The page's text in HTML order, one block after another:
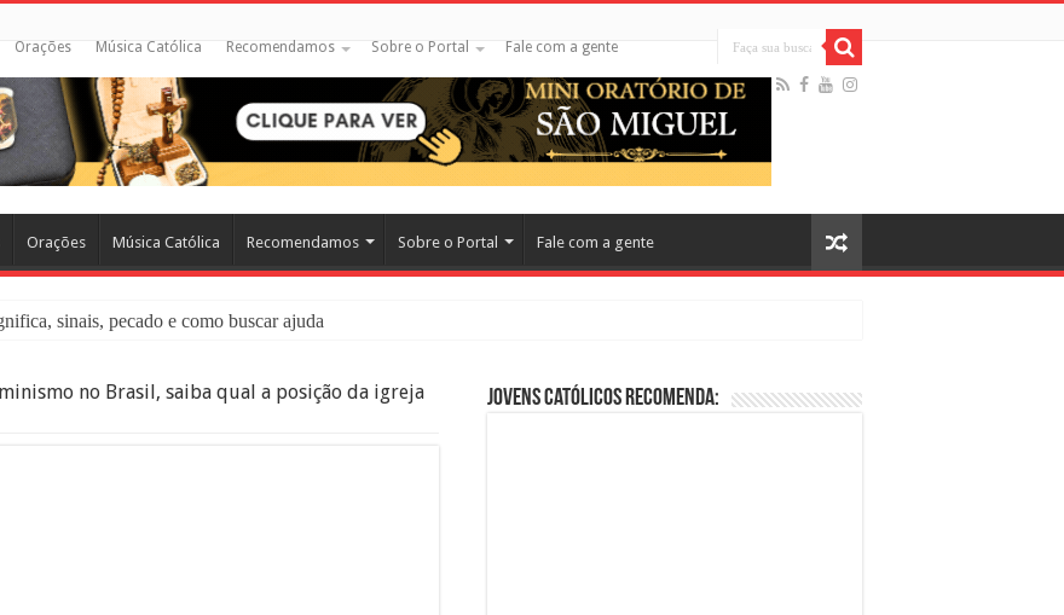
Orações Música Católica Recomendamos Sobre o Portal Fale com a gente
Orações Música Católica Recomendamos Sobre o Portal Fale com a gente
sinais, pecado e como buscar ajuda
Reino Não Terá Fim: O Documentário Que Vai Tocar os Católicos no Cinema
no Brasil, saiba qual a posição da igreja
Jovens Católicos Recomenda: